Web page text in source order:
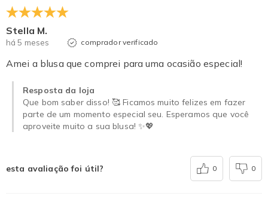
Stella M.
há 5 meses comprador verificado
Amei a blusa que comprei para uma ocasião especial!
Resposta da loja
Que bom saber disso! 🥰 Ficamos muito felizes em fazer
parte de um momento especial seu. Esperamos que você
aproveite muito a sua blusa! ✨💖
esta avaliação foi útil? 0 0